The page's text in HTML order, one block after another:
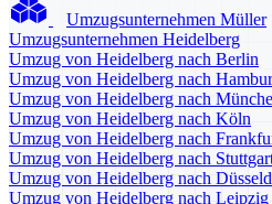
Umzugsunternehmen Müller
Umzugsunternehmen Heidelberg
Umzug von Heidelberg nach Berlin
Umzug von Heidelberg nach
Umzug von Heidelberg nach
Umzug von Heidelberg nach Köln
Umzug von Heidelberg nach
Umzug von Heidelberg nach
Umzug von Heidelberg nach
Umzug von Heidelberg nach Leipzig